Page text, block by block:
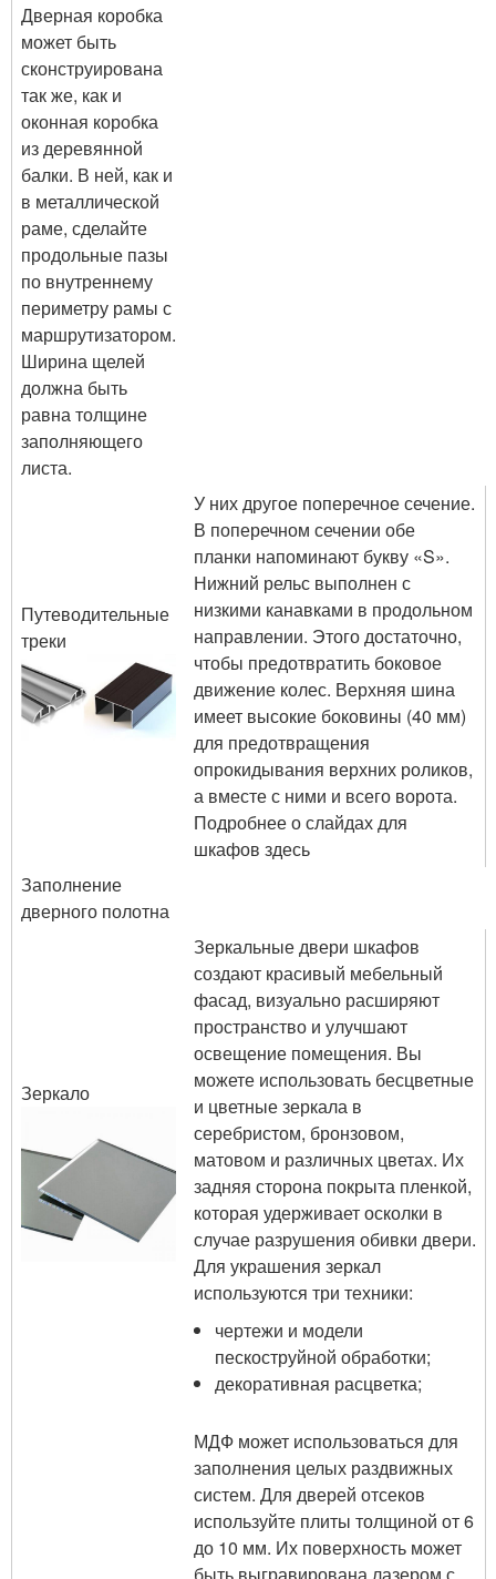
Дверная коробка
может быть
сконструирована
так же, как и
оконная коробка
из деревянной
балки. В ней, как и
в металлической
раме, сделайте
продольные пазы
по внутреннему
периметру рамы с
маршрутизатором.
Ширина щелей
должна быть
равна толщине
заполняющего
листа.
Путеводительные
треки
У них другое поперечное сечение.
В поперечном сечении обе
планки напоминают букву «S».
Нижний рельс выполнен с
низкими канавками в продольном
направлении. Этого достаточно,
чтобы предотвратить боковое
движение колес. Верхняя шина
имеет высокие боковины (40 мм)
для предотвращения
опрокидывания верхних роликов,
а вместе с ними и всего ворота.
Подробнее о слайдах для
шкафов здесь
Заполнение
дверного полотна
Зеркало
Зеркальные двери шкафов
создают красивый мебельный
фасад, визуально расширяют
пространство и улучшают
освещение помещения. Вы
можете использовать бесцветные
и цветные зеркала в
серебристом, бронзовом,
матовом и различных цветах. Их
задняя сторона покрыта пленкой,
которая удерживает осколки в
случае разрушения обивки двери.
Для украшения зеркал
используются три техники:
чертежи и модели
пескоструйной обработки;
декоративная расцветка;
МДФ может использоваться для
заполнения целых раздвижных
систем. Для дверей отсеков
используйте плиты толщиной от 6
до 10 мм. Их поверхность может